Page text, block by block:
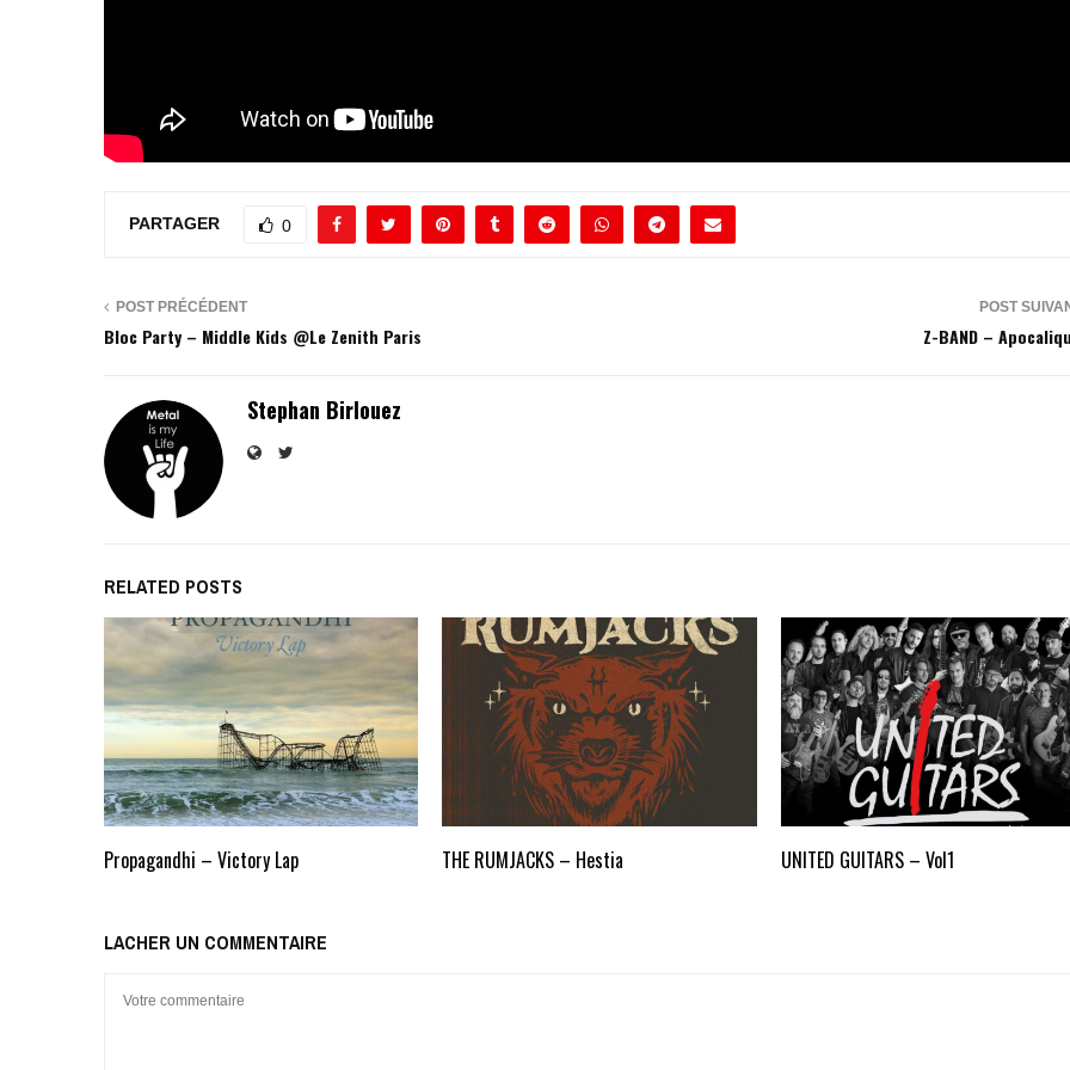
PARTAGER 0
POST PRÉCÉDENT
Bloc Party – Middle Kids @Le Zenith Paris
POST
Z-BAND –
Stephan Birlouez
RELATED POSTS
Propagandhi – Victory Lap THE RUMJACKS – Hestia UNITED GUITARS – Vol1
LACHER UN COMMENTAIRE